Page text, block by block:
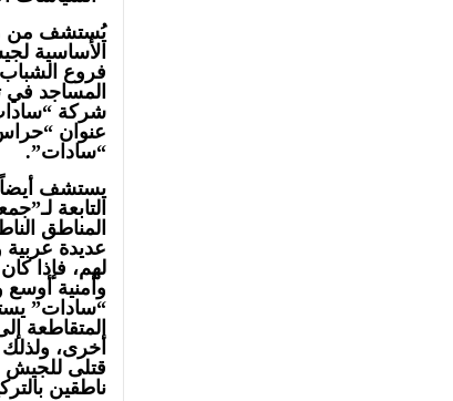
يُستشف من
الأساسية
فروع الشباب
المساجد في
شركة
عنوان
“سادات”.
يستشف أيضاً
التابعة
المناطق
عديدة عربية
لهم، فإذا
وأمنية
“سادات”
المتقاطعة
أخرى،
قتلى للجيش
ناطقين